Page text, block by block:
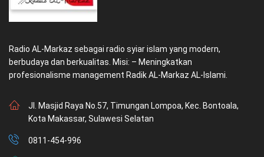
Radio AL-Markaz sebagai radio syiar islam yang modern,
berbudaya dan berkualitas. Misi: – Meningkatkan
profesionalisme management Radik AL-Markaz AL-Islami.
Jl. Masjid Raya No.57, Timungan Lompoa, Kec. Bontoala,
Kota Makassar, Sulawesi Selatan
0811-454-996